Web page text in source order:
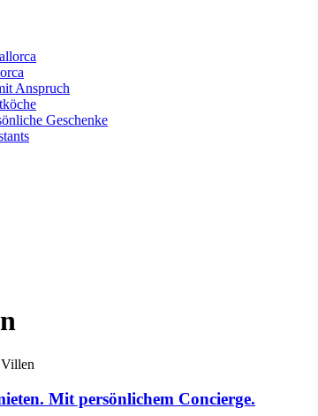
Anspruch
Geschenke
Villen
Mit persönlichem Concierge.